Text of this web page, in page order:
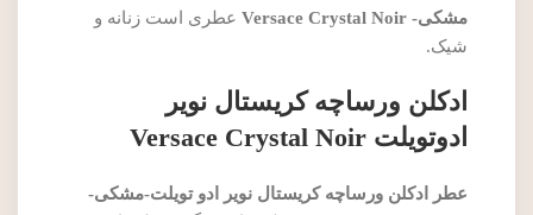
مشکی- Versace Crystal Noir
عطری است زنانه و
شیک.
ادکلن ورساچه کریستال نویر
ادوتویلت Versace Crystal Noir
عطر ادکلن ورساچه کریستال نویر ادو تویلت-مشکی-